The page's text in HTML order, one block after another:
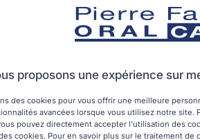
La poussée des
douleur dentaire
proposons une expérience sur
des cookies pour vous offrir une meilleure
avancées lorsque vous utilisez notre site.
pouvez directement accepter l'utilisation des
cookies. Pour en savoir plus sur le traitement